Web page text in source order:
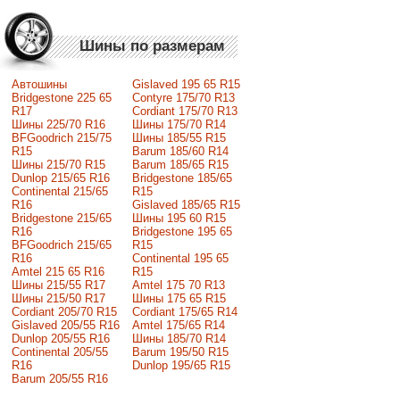
Шины по размерам
Автошины
Bridgestone 225 65
R17
Шины 225/70 R16
BFGoodrich 215/75
R15
Шины 215/70 R15
Dunlop 215/65 R16
Continental 215/65
R16
Bridgestone 215/65
R16
BFGoodrich 215/65
R16
Amtel 215 65 R16
Шины 215/55 R17
Шины 215/50 R17
Сordiant 205/70 R15
Gislaved 205/55 R16
Dunlop 205/55 R16
Continental 205/55
R16
Barum 205/55 R16
Gislaved 195 65 R15
Contyre 175/70 R13
Cordiant 175/70 R13
Шины 175/70 R14
Шины 185/55 R15
Barum 185/60 R14
Barum 185/65 R15
Bridgestone 185/65
R15
Gislaved 185/65 R15
Шины 195 60 R15
Bridgestone 195 65
R15
Continental 195 65
R15
Amtel 175 70 R13
Шины 175 65 R15
Cordiant 175/65 R14
Amtel 175/65 R14
Шины 185/70 R14
Barum 195/50 R15
Dunlop 195/65 R15